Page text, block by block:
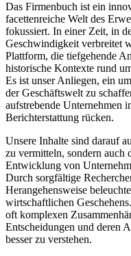
Das Firmenbuch ist ein
facettenreiche Welt des
fokussiert. In einer Zeit, in
Geschwindigkeit verbreitet
Plattform, die tiefgehende
historische Kontexte rund
Es ist unser Anliegen, ein
der Geschäftswelt zu
aufstrebende Unternehmen
Berichterstattung rücken.
Unsere Inhalte sind darauf
zu vermitteln, sondern
Entwicklung von
Durch sorgfältige
Herangehensweise
wirtschaftlichen
oft komplexen
Entscheidungen und deren
besser zu verstehen.